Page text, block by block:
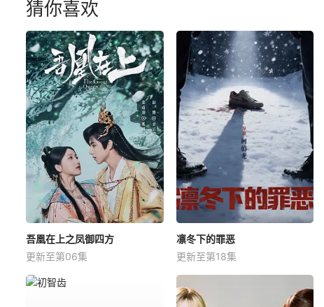
猜你喜欢
吾凰在上之凤御四方
更新至第06集
凛冬下的罪恶
更新至第18集